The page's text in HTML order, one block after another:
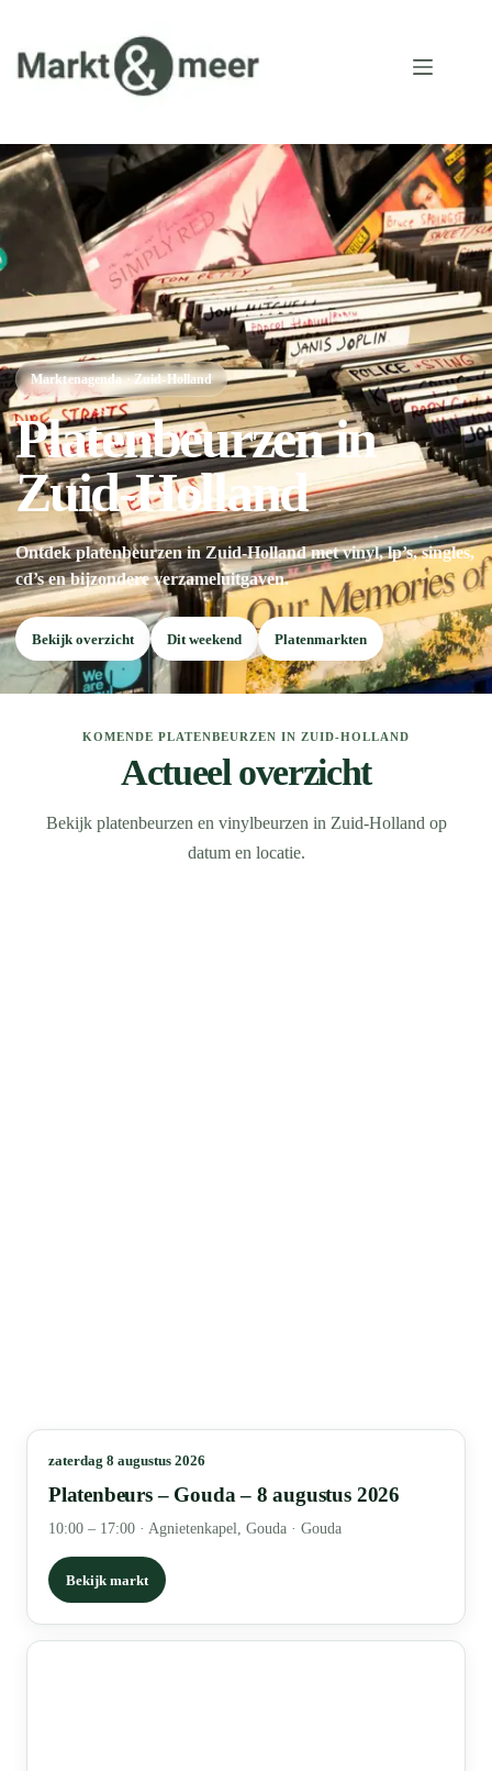
Marktenagenda · Zuid-Holland
Platenbeurzen in
Zuid-Holland
Ontdek platenbeurzen in Zuid-Holland met vinyl, lp’s, singles,
cd’s en bijzondere verzameluitgaven.
Bekijk overzicht Dit weekend Platenmarkten
KOMENDE PLATENBEURZEN IN ZUID-HOLLAND
Actueel overzicht
Bekijk platenbeurzen en vinylbeurzen in Zuid-Holland op
datum en locatie.
zaterdag 8 augustus 2026
Platenbeurs – Gouda – 8 augustus 2026
10:00 – 17:00 · Agnietenkapel, Gouda · Gouda
Bekijk markt